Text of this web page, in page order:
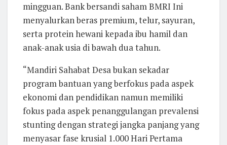
mingguan. Bank bersandi saham BMRI Ini
menyalurkan beras premium, telur, sayuran,
serta protein hewani kepada ibu hamil dan
anak-anak usia di bawah dua tahun.
“Mandiri Sahabat Desa bukan sekadar
program bantuan yang berfokus pada aspek
ekonomi dan pendidikan namun memiliki
fokus pada aspek penanggulangan prevalensi
stunting dengan strategi jangka panjang yang
menyasar fase krusial 1.000 Hari Pertama